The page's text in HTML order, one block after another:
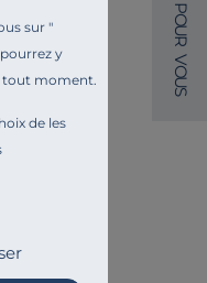
sur "
pourrez y
tout moment.
de les
P
O
U
R
V
O
U
S